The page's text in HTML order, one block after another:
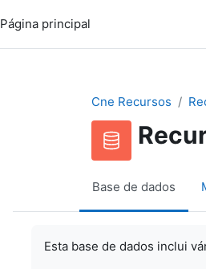
Página principal
Cne Recursos
Base de dados
Esta base de dados inclui